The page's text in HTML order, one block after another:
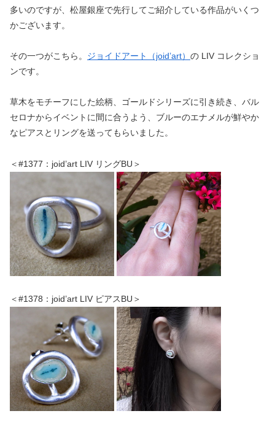
多いのですが、松屋銀座で先行してご紹介している作品がいくつ
かございます。
その一つがこちら。 ジョイドアート（joid’art） の LIV コレクショ
ンです。
草木をモチーフにした絵柄、ゴールドシリーズに引き続き、バル
セロナからイベントに間に合うよう、ブルーのエナメルが鮮やか
なピアスとリングを送ってもらいました。
＜#1377：joid’art LIV リングBU＞
＜#1378：joid’art LIV ピアスBU＞